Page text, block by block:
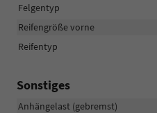
Felgentyp
Reifengröße vorne
Reifentyp
Sonstiges
Anhängelast (gebremst)